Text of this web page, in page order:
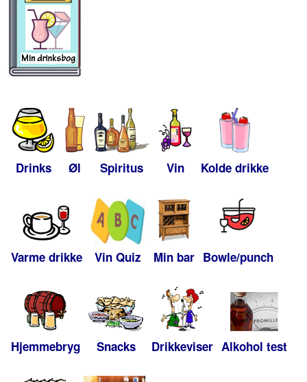
Drinks Øl Spiritus Vin Kolde drikke
Varme drikke Vin Quiz Min bar Bowle/punch
Hjemmebryg Snacks Drikkeviser Alkohol test